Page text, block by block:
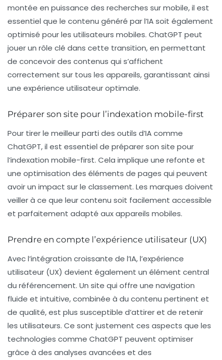
montée en puissance des recherches sur mobile, il est
essentiel que le contenu généré par l’IA soit également
optimisé pour les utilisateurs mobiles. ChatGPT peut
jouer un rôle clé dans cette transition, en permettant
de concevoir des contenus qui s’affichent
correctement sur tous les appareils, garantissant ainsi
une expérience utilisateur optimale.
Préparer son site pour l’indexation mobile-first
Pour tirer le meilleur parti des outils d’IA comme
ChatGPT, il est essentiel de préparer son site pour
l’indexation mobile-first. Cela implique une refonte et
une optimisation des éléments de pages qui peuvent
avoir un impact sur le classement. Les marques doivent
veiller à ce que leur contenu soit facilement accessible
et parfaitement adapté aux appareils mobiles.
Prendre en compte l’expérience utilisateur (UX)
Avec l’intégration croissante de l’IA, l’expérience
utilisateur (UX) devient également un élément central
du référencement. Un site qui offre une navigation
fluide et intuitive, combinée à du contenu pertinent et
de qualité, est plus susceptible d’attirer et de retenir
les utilisateurs. Ce sont justement ces aspects que les
technologies comme ChatGPT peuvent optimiser
grâce à des analyses avancées et des